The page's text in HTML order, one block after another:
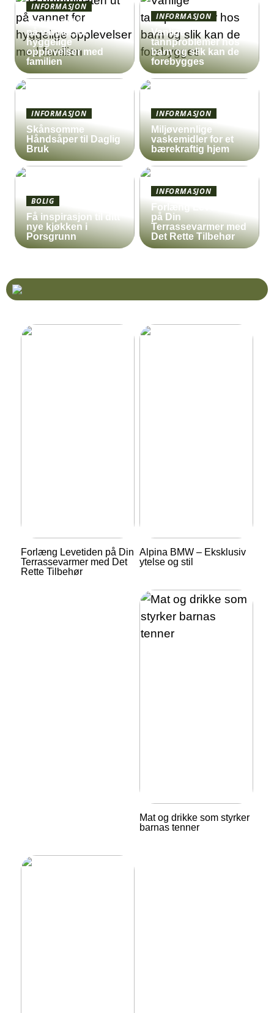
INFORMASJON
Ta gummibåten ut
på vannet for
hyggelige
opplevelser med
familien
INFORMASJON
Vanlige
tannproblemer hos
barn og slik kan de
forebygges
INFORMASJON
Skånsomme
Håndsåper til Daglig
Bruk
INFORMASJON
Miljøvennlige
vaskemidler for et
bærekraftig hjem
BOLIG
Få inspirasjon til ditt
nye kjøkken i
Porsgrunn
INFORMASJON
Forlæng Levetiden
på Din
Terrassevarmer med
Det Rette Tilbehør
Forlæng Levetiden på Din
Terrassevarmer med Det
Rette Tilbehør
Alpina BMW – Eksklusiv
ytelse og stil
Mat og drikke som styrker
barnas tenner